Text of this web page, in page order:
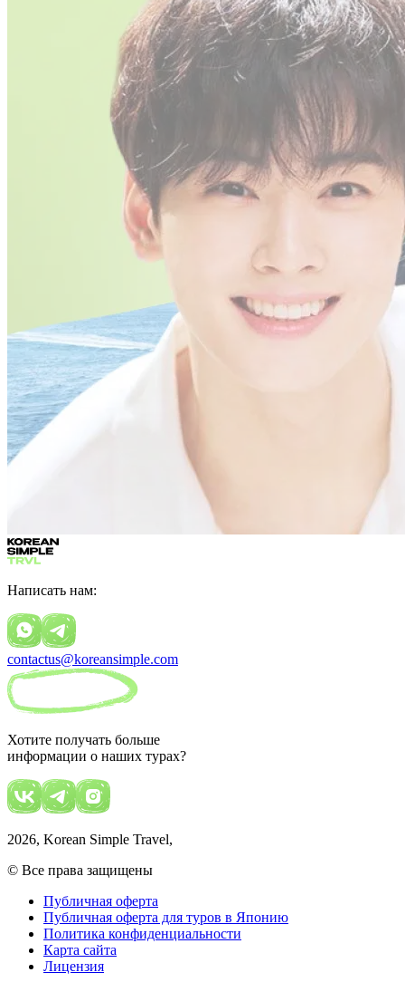
Написать нам:
contactus@koreansimple.com
Хотите получать больше
информации о наших турах?
2026, Korean Simple Travel,
© Все права защищены
Публичная оферта
Публичная оферта для туров в Японию
Политика конфиденциальности
Карта сайта
Лицензия